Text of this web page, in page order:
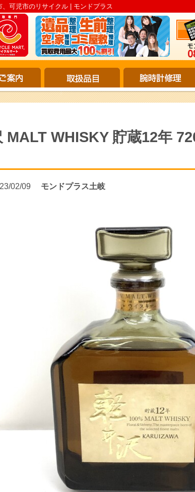
可児市のリサイクル | モンドプラス
MALT WHISKY 貯蔵12年
02/09 モンドプラス土岐